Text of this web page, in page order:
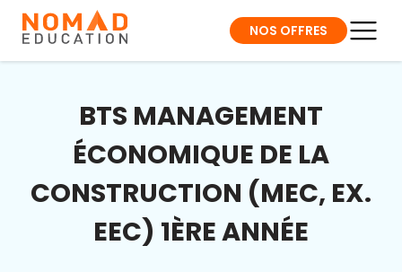
NOS OFFRES
BTS MANAGEMENT
ÉCONOMIQUE DE LA
CONSTRUCTION (MEC, EX.
EEC) 1ÈRE ANNÉE